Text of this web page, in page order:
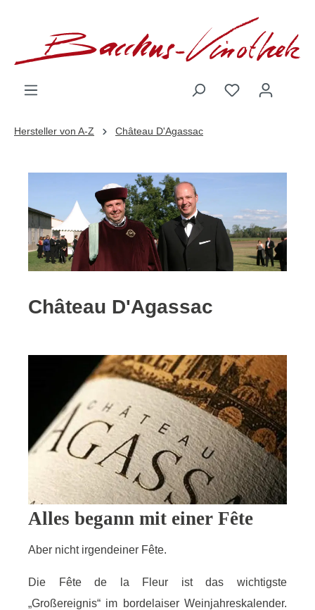
Hersteller von A-Z Château D'Agassac
Château D'Agassac
Alles begann mit einer Fête
Aber nicht irgendeiner Fête.
Die Fête de la Fleur ist das wichtigste
„Großereignis“ im bordelaiser Weinjahreskalender.